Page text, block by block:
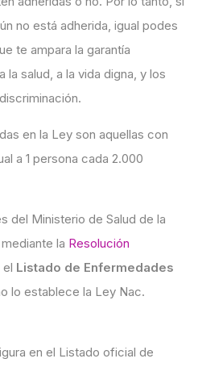
no está adherida, igual podes
te ampara la garantía
salud, a la vida digna, y los
en la Ley son aquellas con
a 1 persona cada 2.000
del Ministerio de Salud de la
la Resolución
el Listado de Enfermedades
lo establece la Ley Nac.
en el Listado oficial de